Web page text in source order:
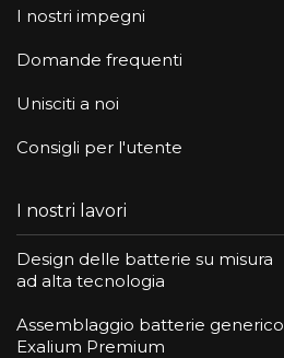
I nostri impegni
Domande frequenti
Unisciti a noi
Consigli per l'utente
I nostri lavori
Design delle batterie su misura
ad alta tecnologia
Assemblaggio batterie generico
Exalium Premium